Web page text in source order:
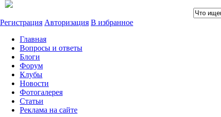
Регистрация Авторизация В избранное
Главная
Вопросы и ответы
Блоги
Форум
Клубы
Новости
Фотогалерея
Статьи
Реклама на сайте